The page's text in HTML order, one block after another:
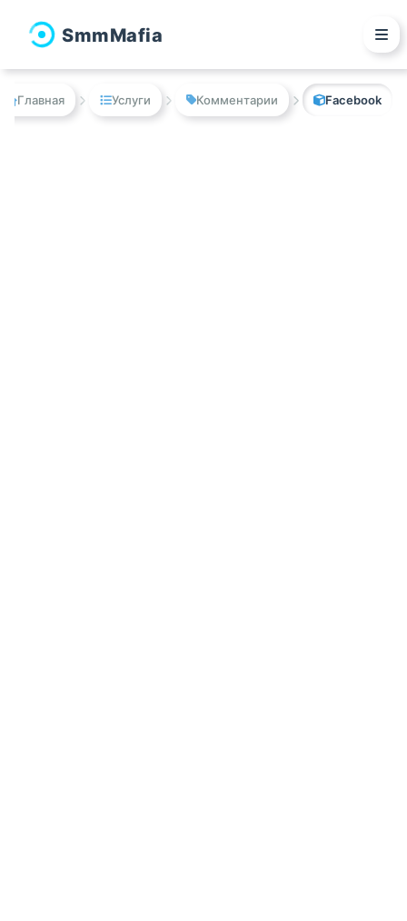
SmmMafia
Главная Услуги Комментарии Facebook